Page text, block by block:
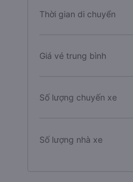
Thời gian di chuyển
Giá vé trung bình
Số lượng chuyến xe
Số lượng nhà xe